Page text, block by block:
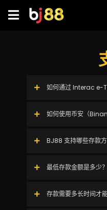
content
如何通过 Interac e-
如何使用币安（
BJ88 支持哪些存款方
最低存款金额是多少？
存款需要多长时间才